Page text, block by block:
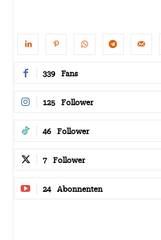
339 Fans
125 Follower
46 Follower
7 Follower
24 Abonnenten